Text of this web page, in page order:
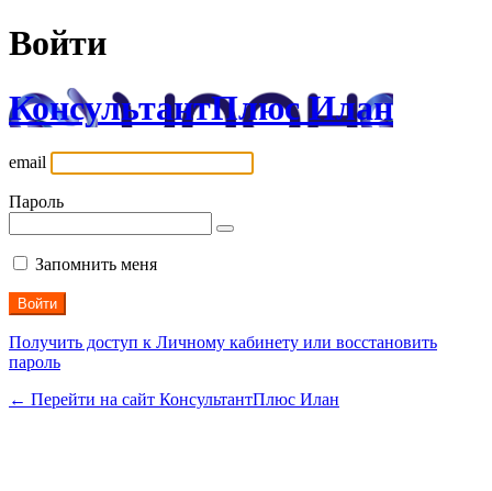
Войти
КонсультантПлюс Илан
email
Пароль
Запомнить меня
Получить доступ к Личному кабинету или восстановить
пароль
← Перейти на сайт КонсультантПлюс Илан